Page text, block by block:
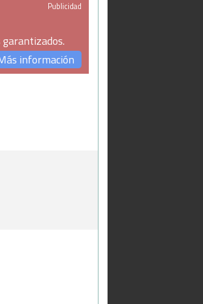
Publicidad
información